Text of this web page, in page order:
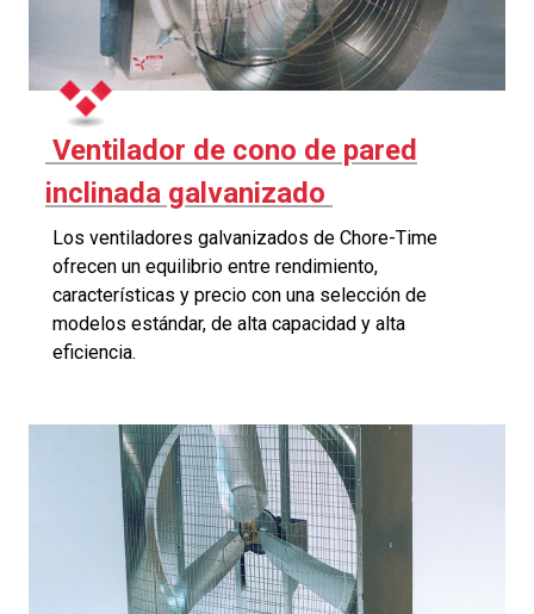
Ventilador de cono de pared
inclinada galvanizado
Los ventiladores galvanizados de Chore-Time
ofrecen un equilibrio entre rendimiento,
características y precio con una selección de
modelos estándar, de alta capacidad y alta
eficiencia.